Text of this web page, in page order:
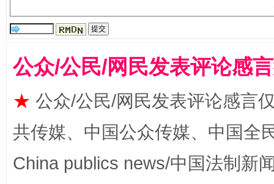
全民健身五年计划来了！等你上场
公众/公民/网民发表评论感
★ 公众/公民/网民发表评论感言
共传媒、中国公众传媒、中国全
China publics news/中国法制新